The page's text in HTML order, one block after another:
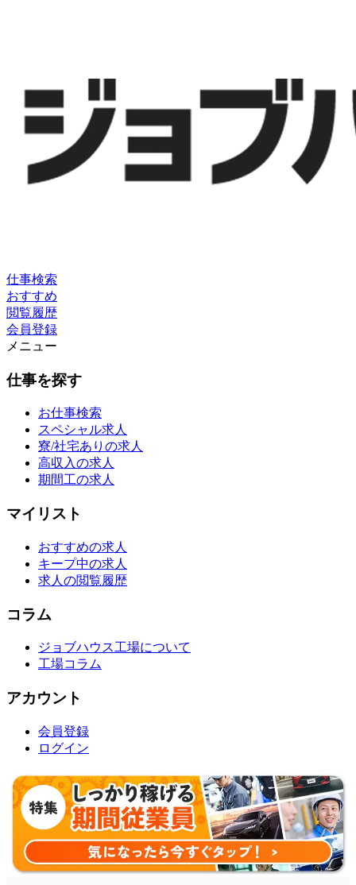
仕事検索
おすすめ
閲覧履歴
会員登録
メニュー
仕事を探す
お仕事検索
スペシャル求人
寮/社宅ありの求人
高収入の求人
期間工の求人
マイリスト
おすすめの求人
キープ中の求人
求人の閲覧履歴
コラム
ジョブハウス工場について
工場コラム
アカウント
会員登録
ログイン